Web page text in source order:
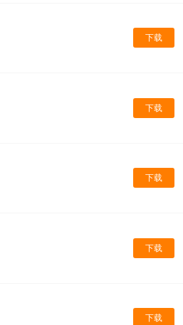
下载
下载
下载
下载
下载